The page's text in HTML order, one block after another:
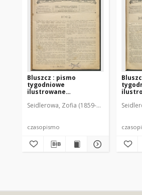
Bluszcz : pismo
tygodniowe
ilustrowane
kobiecym, 1912 R. 48, nr
Seidlerowa, Zofia (1859-1919). Red. i
czasopismo